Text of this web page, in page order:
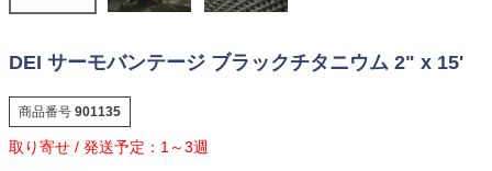
DEI サーモバンテージ ブラックチタニウム 2" x 15'
商品番号 901135
1～3週